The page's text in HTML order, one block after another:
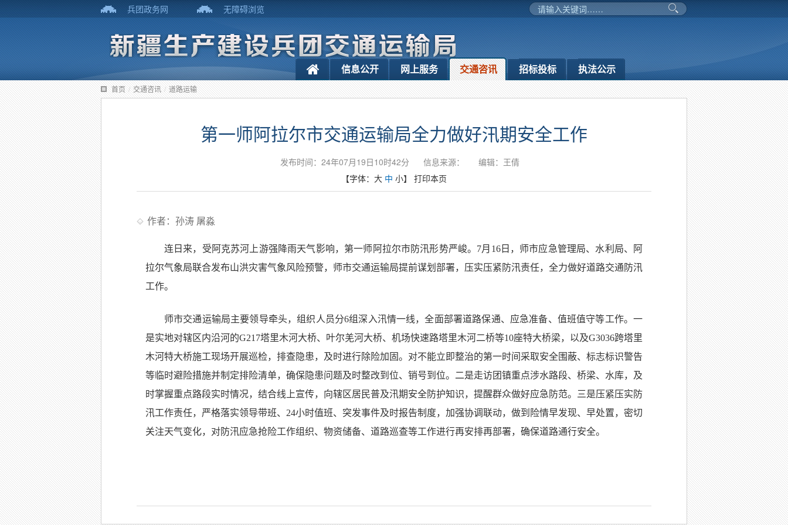
兵团政务网 无障碍浏览
信息公开 网上服务 交通咨讯 招标投标 执法公示
首页 / 交通咨讯 / 道路运输
第一师阿拉尔市交通运输局全力做好汛期安全工作
发布时间：24年07月19日10时42分 信息来源：
编辑：王倩
【字体： 大 中 小】 打印本页
作者：孙涛 屠淼
连日来，受阿克苏河上游强降雨天气影响，第一师阿拉尔市防汛形势严峻。7月16日，师市应急管理局、水利局、阿
拉尔气象局联合发布山洪灾害气象风险预警，师市交通运输局提前谋划部署，压实压紧防汛责任，全力做好道路交通防汛
工作。
师市交通运输局主要领导牵头，组织人员分6组深入汛情一线，全面部署道路保通、应急准备、值班值守等工作。一
是实地对辖区内沿河的G217塔里木河大桥、叶尔羌河大桥、机场快速路塔里木河二桥等10座特大桥梁，以及G3036跨塔里
木河特大桥施工现场开展巡检，排查隐患，及时进行除险加固。对不能立即整治的第一时间采取安全围蔽、标志标识警告
等临时避险措施并制定排险清单，确保隐患问题及时整改到位、销号到位。二是走访团镇重点涉水路段、桥梁、水库，及
时掌握重点路段实时情况，结合线上宣传，向辖区居民普及汛期安全防护知识，提醒群众做好应急防范。三是压紧压实防
汛工作责任，严格落实领导带班、24小时值班、突发事件及时报告制度，加强协调联动，做到险情早发现、早处置，密切
关注天气变化，对防汛应急抢险工作组织、物资储备、道路巡查等工作进行再安排再部署，确保道路通行安全。